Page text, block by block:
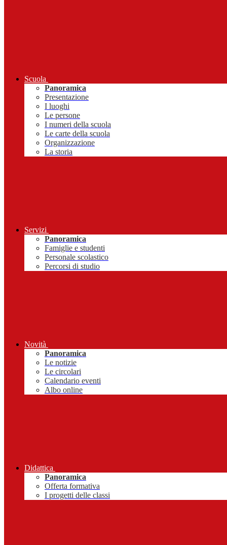
Scuola
Panoramica
Presentazione
I luoghi
Le persone
I numeri della scuola
Le carte della scuola
Organizzazione
La storia
Servizi
Panoramica
Famiglie e studenti
Personale scolastico
Percorsi di studio
Novità
Panoramica
Le notizie
Le circolari
Calendario eventi
Albo online
Didattica
Panoramica
Offerta formativa
I progetti delle classi